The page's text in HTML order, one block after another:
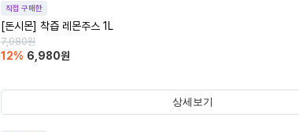
직접 구매한
[돈시몬] 착즙 레몬주스 1L
7,980원
12% 6,980원
상세보기